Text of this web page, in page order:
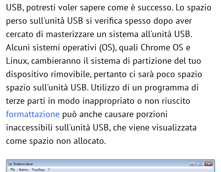
USB, potresti voler sapere come è successo. Lo spazio
perso sull'unità USB si verifica spesso dopo aver
cercato di masterizzare un sistema all'unità USB.
Alcuni sistemi operativi (OS), quali Chrome OS e
Linux, cambieranno il sistema di partizione del tuo
dispositivo rimovibile, pertanto ci sarà poco spazio
spazio sull'unità USB. Utilizzo di un programma di
terze parti in modo inappropriato o non riuscito
formattazione può anche causare porzioni
inaccessibili sull'unità USB, che viene visualizzata
come spazio non allocato.